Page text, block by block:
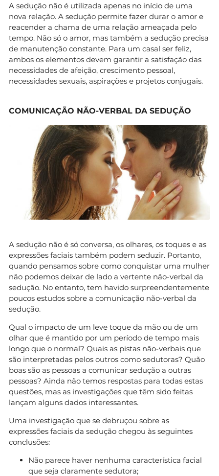
A sedução não é utilizada apenas no início de uma
nova relação. A sedução permite fazer durar o amor e
reacender a chama de uma relação ameaçada pelo
tempo. Não só o amor, mas também a sedução precisa
de manutenção constante. Para um casal ser feliz,
ambos os elementos devem garantir a satisfação das
necessidades de afeição, crescimento pessoal,
necessidades sexuais, aspirações e projetos conjugais.
COMUNICAÇÃO NÃO-VERBAL DA SEDUÇÃO
A sedução não é só conversa, os olhares, os toques e as
expressões faciais também podem seduzir. Portanto,
quando pensamos sobre como conquistar uma mulher
não podemos deixar de lado a vertente não-verbal da
sedução. No entanto, tem havido surpreendentemente
poucos estudos sobre a comunicação não-verbal da
sedução.
Qual o impacto de um leve toque da mão ou de um
olhar que é mantido por um período de tempo mais
longo que o normal? Quais as pistas não-verbais que
são interpretadas pelos outros como sedutoras? Quão
boas são as pessoas a comunicar sedução a outras
pessoas? Ainda não temos respostas para todas estas
questões, mas as investigações que têm sido feitas
lançam alguns dados interessantes.
Uma investigação que se debruçou sobre as
expressões faciais da sedução chegou às seguintes
conclusões:
Não parece haver nenhuma característica facial
que seja claramente sedutora;